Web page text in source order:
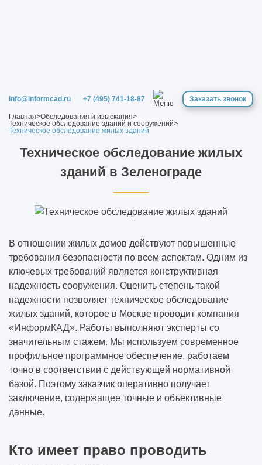
info@informcad.ru +7 (495) 741-18-87 Заказать звонок
Главная>Обследования и изыскания>
Техническое обследование зданий и сооружений>
Техническое обследование жилых зданий
Техническое обследование жилых
зданий в Зеленограде
В отношении жилых домов действуют повышенные
требования безопасности по всем аспектам. Одним из
ключевых требований является конструктивная
надежность сооружения. Оценить степень такой
надежности позволяет техническое обследование
жилых зданий, которое в Москве проводит компания
«ИнформКАД». Работы выполняют эксперты со
значительным стажем. Мы используем современное
профильное программное обеспечение, работаем
точно в соответствии с действующей нормативной
базой. Поэтому заказчик оперативно получает
заключение, содержащее точные и объективные
данные.
Кто имеет право проводить